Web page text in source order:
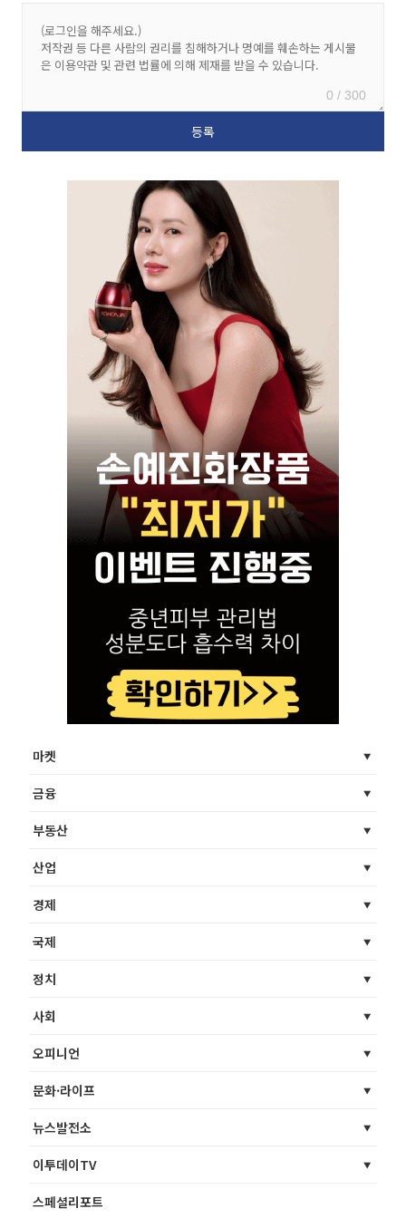
0 / 300
마켓
금융
부동산
산업
경제
국제
정치
사회
오피니언
문화·라이프
뉴스발전소
이투데이TV
스페셜리포트